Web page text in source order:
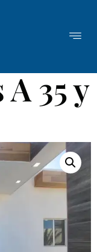
35 y